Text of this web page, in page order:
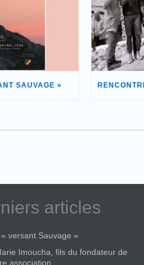
SAUVAGE »
articles
versant Sauvage »
Imoucha, fils du fondateur de
association